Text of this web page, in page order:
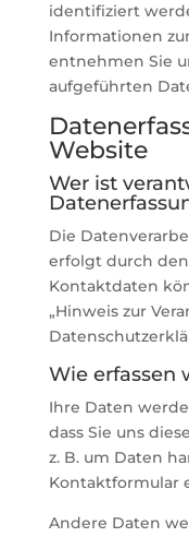
identifiziert
Informationen
entnehmen Sie
aufgeführten
Website
Wer ist
Die
erfolgt durch
Kontaktdaten
„Hinweis zur
Wie erfassen
Ihre Daten
dass Sie uns
z. B. um Daten
Kontaktformular
Andere Daten